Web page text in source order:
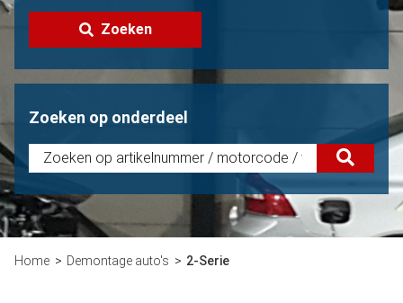
Zoeken
Zoeken op onderdeel
Home Demontage auto's 2-Serie